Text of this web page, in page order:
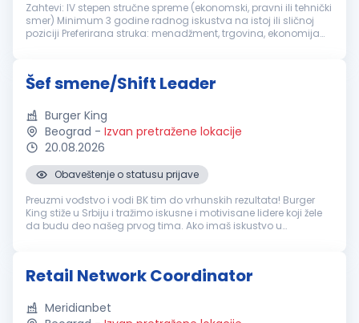
Zahtevi: IV stepen stručne spreme (ekonomski, pravni ili tehnički
smer) Minimum 3 godine radnog iskustva na istoj ili sličnoj
poziciji Preferirana struka: menadžment, trgovina, ekonomija
Šef smene/Shift Leader
Burger King
Beograd - Izvan pretražene lokacije
20.08.2026
Obaveštenje o statusu prijave
Preuzmi vođstvo i vodi BK tim do vrhunskih rezultata! Burger
King stiže u Srbiju i tražimo iskusne i motivisane lidere koji žele
da budu deo našeg prvog tima. Ako imaš iskustvo u
Retail Network Coordinator
Meridianbet